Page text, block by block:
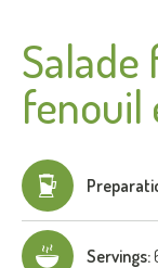
Salade
fenouil
Servings: